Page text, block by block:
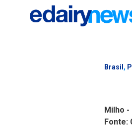
Brasil ,
Milho
Fonte: